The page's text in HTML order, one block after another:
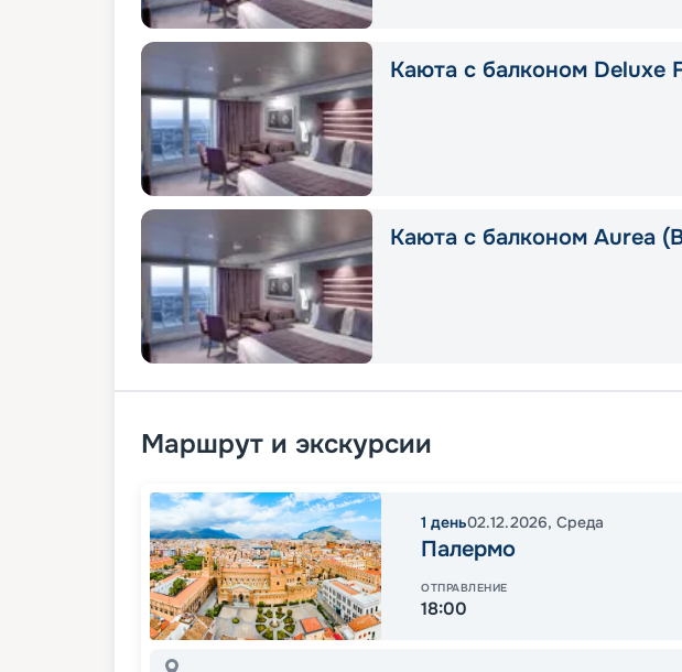
Каюта с балконом Deluxe
Каюта с балконом Aurea
Маршрут и экскурсии
1 день02.12.2026, Среда
Палермо
ОТПРАВЛЕНИЕ
18:00